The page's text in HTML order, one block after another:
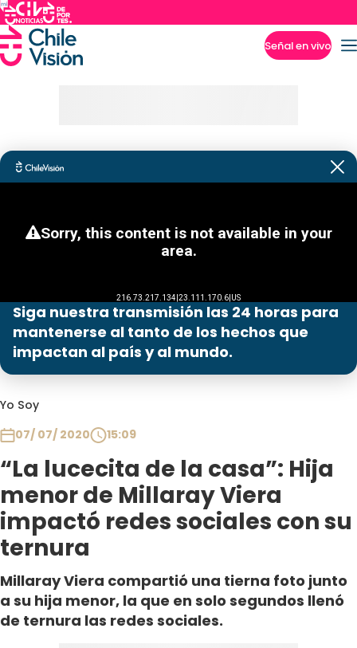
Señal en vivo
Siga nuestra transmisión las 24 horas para
mantenerse al tanto de los hechos que
impactan al país y al mundo.
Yo Soy
07/ 07/ 2020
15:09
“La lucecita de la casa”: Hija
menor de Millaray Viera
impactó redes sociales con su
ternura
Millaray Viera compartió una tierna foto junto
a su hija menor, la que en solo segundos llenó
de ternura las redes sociales.
Programas
Club De La Comedia
Contigo en Directo
Plan Perfecto
El Tiempo
Sabingo
Todos Los Programas